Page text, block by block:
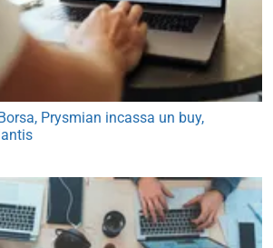
Prysmian incassa un buy,